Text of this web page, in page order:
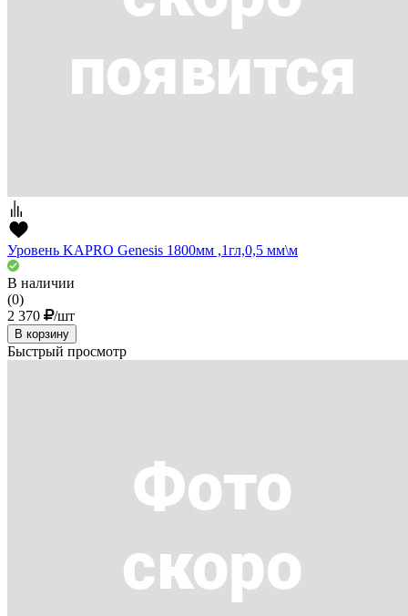
Уровень KAPRO Genesis 1800мм ,1гл,0,5 мм\м
В наличии
(0)
2 370
/шт
В корзину
Быстрый просмотр